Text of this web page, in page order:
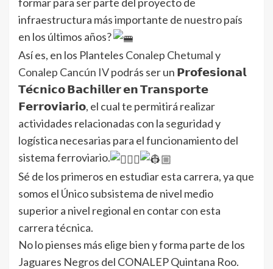
infraestructura más importante de nuestro país
en los últimos años?
Así es, en los Planteles Conalep Chetumaly
Conalep Cancún IVpodrás ser un 𝗣𝗿𝗼𝗳𝗲𝘀𝗶𝗼𝗻𝗮𝗹
𝗧𝗲́𝗰𝗻𝗶𝗰𝗼 𝗕𝗮𝗰𝗵𝗶𝗹𝗹𝗲𝗿 𝗲𝗻 𝗧𝗿𝗮𝗻𝘀𝗽𝗼𝗿𝘁𝗲
𝗙𝗲𝗿𝗿𝗼𝘃𝗶𝗮𝗿𝗶𝗼, el cual te permitirá realizar
actividades relacionadas con la seguridad y
logística necesarias para el funcionamiento del
sistema ferroviario.
Sé de los primeros en estudiar esta carrera, ya que
somos el Único subsistema de nivel medio
superior a nivel regional en contar con esta
carrera técnica.
No lo pienses más elige bien y forma parte de los
Jaguares Negros del CONALEP Quintana Roo.